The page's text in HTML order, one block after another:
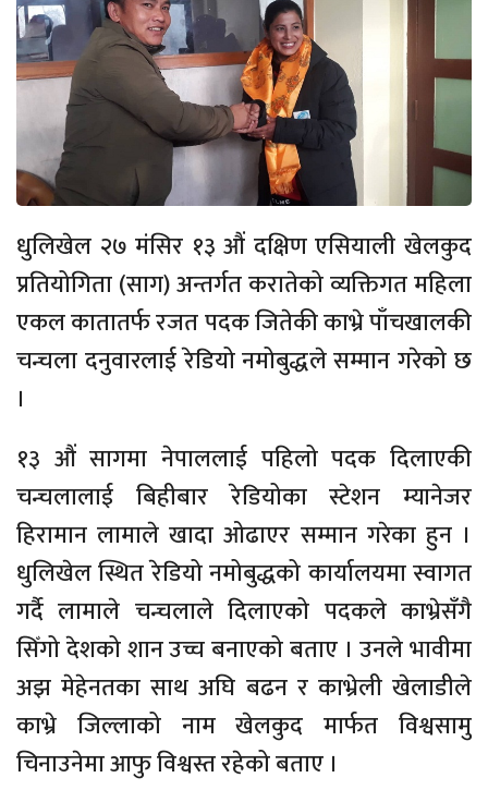
धुलिखेल २७ मंसिर १३ औं दक्षिण एसियाली खेलकुद
प्रतियोगिता (साग) अन्तर्गत करातेको व्यक्तिगत महिला
एकल कातातर्फ रजत पदक जितेकी काभ्रे पाँचखालकी
चन्चला दनुवारलाई रेडियो नमोबुद्धले सम्मान गरेको छ
।
१३ औं सागमा नेपाललाई पहिलो पदक दिलाएकी
चन्चलालाई बिहीबार रेडियोका स्टेशन म्यानेजर
हिरामान लामाले खादा ओढाएर सम्मान गरेका हुन ।
धुलिखेल स्थित रेडियो नमोबुद्धको कार्यालयमा स्वागत
गर्दै लामाले चन्चलाले दिलाएको पदकले काभ्रेसँगै
सिँगो देशको शान उच्च बनाएको बताए । उनले भावीमा
अझ मेहेनतका साथ अघि बढन र काभ्रेली खेलाडीले
काभ्रे जिल्लाको नाम खेलकुद मार्फत विश्वसामु
चिनाउनेमा आफु विश्वस्त रहेको बताए ।